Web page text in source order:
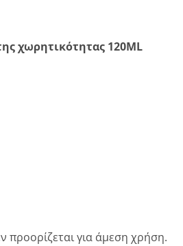
χωρητικότητας 120ML
προορίζεται για άμεση χρήση.